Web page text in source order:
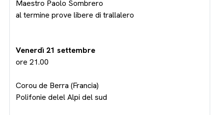
Maestro Paolo Sombrero
al termine prove libere di trallalero
Venerdì 21 settembre
ore 21.00
Corou de Berra (Francia)
Polifonie delel Alpi del sud